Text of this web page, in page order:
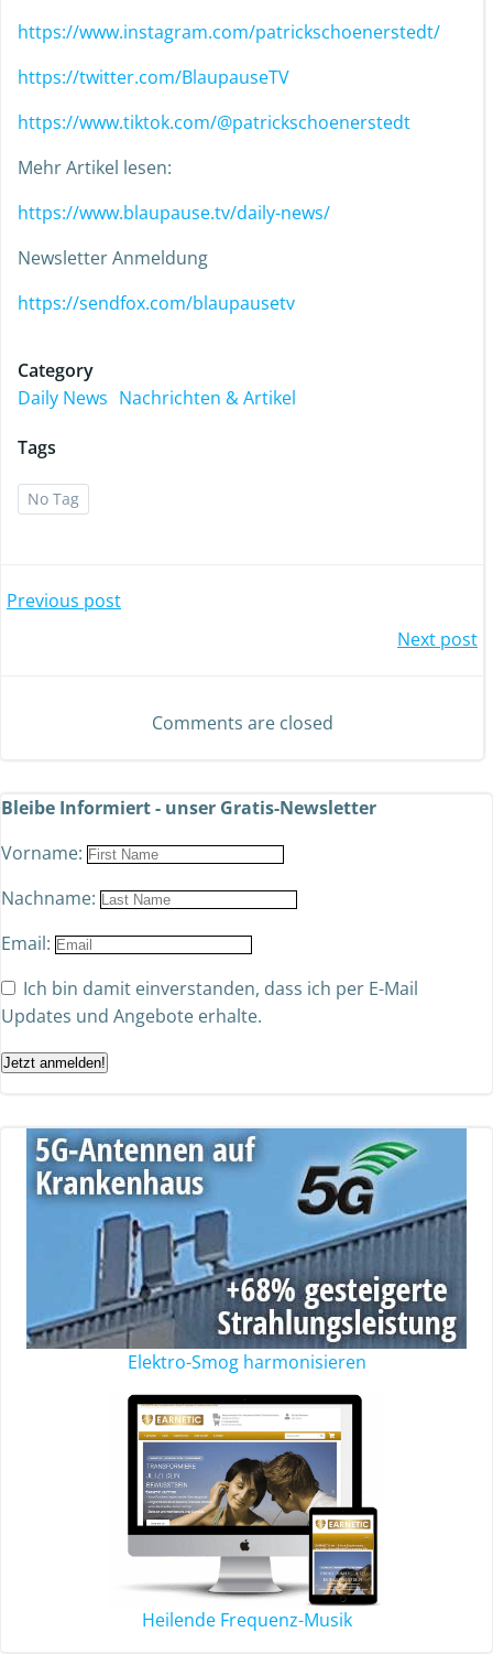
https://www.instagram.com/patrickschoenerstedt/
https://twitter.com/BlaupauseTV
https://www.tiktok.com/@patrickschoenerstedt
Mehr Artikel lesen:
https://www.blaupause.tv/daily-news/
Newsletter Anmeldung
https://sendfox.com/blaupausetv
Category
Daily News Nachrichten & Artikel
Tags
No Tag
Previous post
Next post
Comments are closed
Bleibe Informiert - unser Gratis-Newsletter
Vorname:
Nachname:
Email:
Ich bin damit einverstanden, dass ich per E-Mail
Updates und Angebote erhalte.
Jetzt anmelden!
Elektro-Smog harmonisieren
Heilende Frequenz-Musik